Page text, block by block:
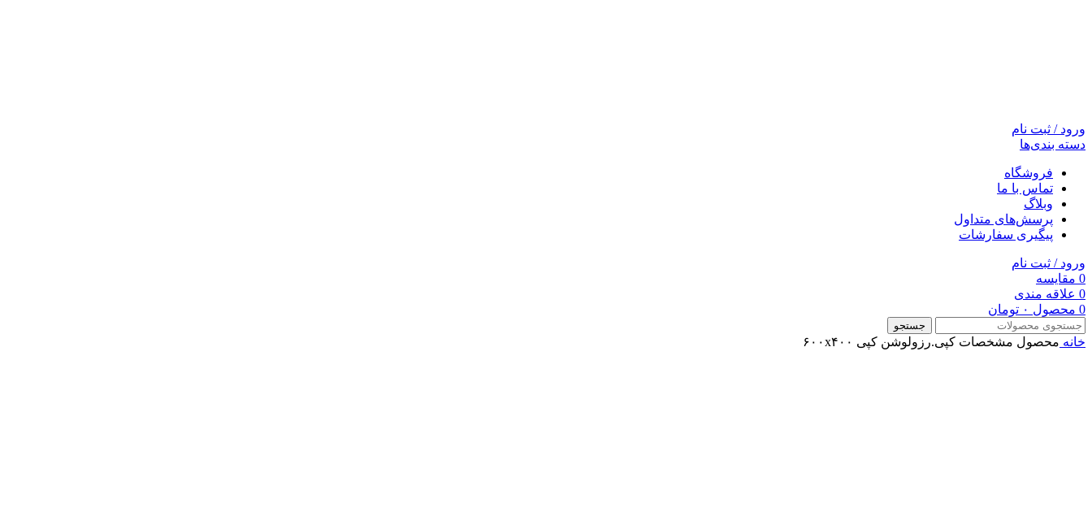
ورود / ثبت نام
دسته بندی‌ها
فروشگاه
تماس با ما
وبلاگ
پرسش‌های متداول
پیگیری سفارشات
ورود / ثبت نام
0 مقایسه
0 علاقه مندی
0 محصول ۰ تومان
جستجو
خانه محصول مشخصات کپی.رزولوشن کپی ۶۰۰x۴۰۰